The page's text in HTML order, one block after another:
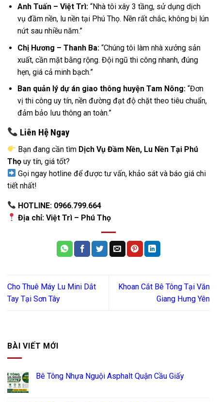
Anh Tuấn – Việt Trì:“Nhà tôi xây 3 tầng, sử dụng dịch
vụ đầm nền, lu nền tại Phú Thọ. Nền rất chắc, không bị lún
nứt sau nhiều năm.”
Chị Hương – Thanh Ba:“Chúng tôi làm nhà xưởng sản
xuất, cần mặt bằng rộng. Đội ngũ thi công nhanh, đúng
hẹn, giá cả minh bạch.”
Ban quản lý dự án giao thông huyện Tam Nông:“Đơn
vị thi công uy tín, nền đường đạt độ chặt theo tiêu chuẩn,
đảm bảo lưu thông an toàn.”
Liên Hệ Ngay
Bạn đang cần tìm Dịch Vụ Đầm Nền, Lu Nền Tại Phú
Thọ uy tín, giá tốt?
Gọi ngay hotline để được tư vấn, khảo sát và báo giá chi
tiết nhất!
HOTLINE: 0966.799.664
Địa chỉ: Việt Trì – Phú Thọ
Cho Thuê Máy Lu Mini Dắt
Tay Tại Sơn Tây
Khoan Cắt Bê Tông Tại Văn
Giang Hưng Yên
BÀI VIẾT MỚI
Bê Tông Nhựa Nguội Asphalt Quận Cầu Giấy